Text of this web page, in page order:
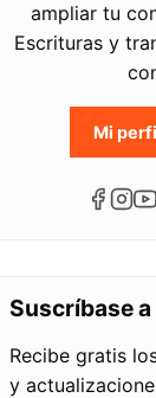
ampliar tu
Escrituras y
Mi
Suscríbase
Recibe gratis
y